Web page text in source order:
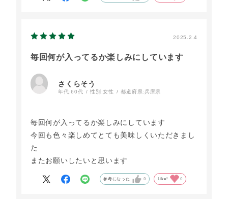
2025.2.4
毎回何が入ってるか楽しみにしています
さくらそう
年代:60代 性別:女性 都道府県:兵庫県
毎回何が入ってるか楽しみにしています
今回も色々楽しめてとても美味しくいただきまし
た
またお願いしたいと思います
参考になった 0 Like! 0